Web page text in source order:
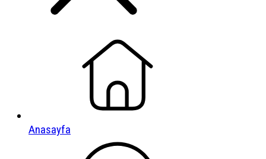
Anasayfa